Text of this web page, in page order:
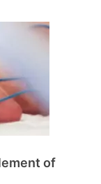
of